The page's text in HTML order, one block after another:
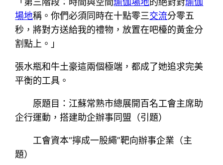
場地稱。你們必須同時在十點零三交流分零五
秒，將對方送給我的禮物，放置在吧檯的黃金分
割點上。」
張水瓶和牛土豪這兩個極端，都成了她追求完美
平衡的工具。
原題目：江蘇常熟市總展開百名工會主席助
企行運動，搭建助企辦事同盟（引題）
工會資本“擰成一股繩”靶向辦事企業（主
題）